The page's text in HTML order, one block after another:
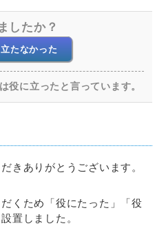
したか？
たなかった
役に立ったと言っています。
きありがとうございます。
くため「役にたった」「役
置しました。